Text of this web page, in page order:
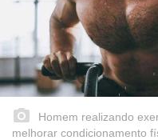
Homem realizando
melhorar condicionamento